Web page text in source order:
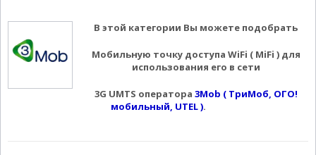
В этой категории Вы можете подобрать
Мобильную точку доступа WiFi ( MiFi ) для
использования его в сети
3G UMTS оператора 3Mob ( ТриМоб, ОГО!
мобильный, UTEL ).